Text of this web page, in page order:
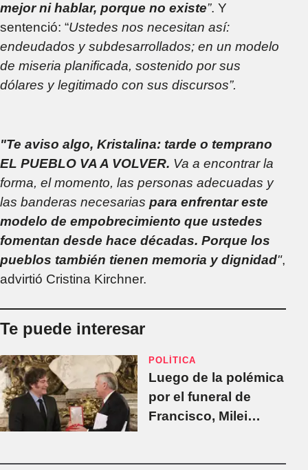
mejor ni hablar, porque no existe”. Y
sentenció: “Ustedes nos necesitan así:
endeudados y subdesarrollados; en un modelo
de miseria planificada, sostenido por sus
dólares y legitimado con sus discursos”.
"Te aviso algo, Kristalina: tarde o temprano
EL PUEBLO VA A VOLVER. Va a encontrar la
forma, el momento, las personas adecuadas y
las banderas necesarias para enfrentar este
modelo de empobrecimiento que ustedes
fomentan desde hace décadas. Porque los
pueblos también tienen memoria y dignidad",
advirtió Cristina Kirchner.
Te puede interesar
POLÍTICA
Luego de la polémica
por el funeral de
Francisco, Milei